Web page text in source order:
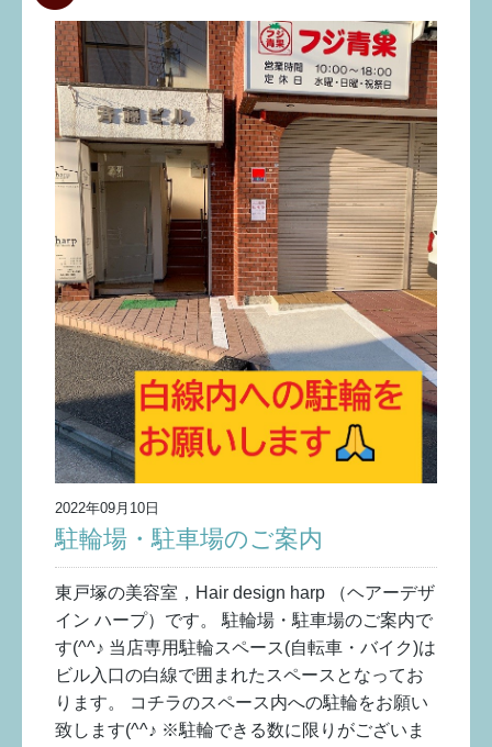
2022年09月10日
駐輪場・駐車場のご案内
東戸塚の美容室，Hair design harp （ヘアーデザ
イン ハープ）です。 駐輪場・駐車場のご案内で
す(^^♪ 当店専用駐輪スペース(自転車・バイク)は
ビル入口の白線で囲まれたスペースとなってお
ります。 コチラのスペース内への駐輪をお願い
致します(^^♪ ※駐輪できる数に限りがございま